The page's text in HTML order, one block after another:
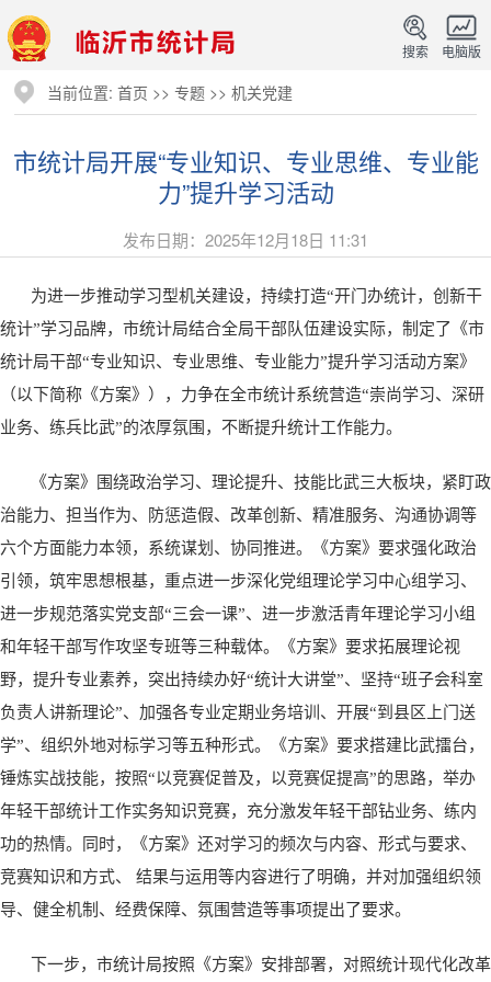
电脑版
搜索
当前位置:首页 >>专题 >>机关党建
市统计局开展“专业知识、专业思维、专业能
力”提升学习活动
发布日期：2025年12月18日 11:31
为进一步推动学习型机关建设，持续打造“开门办统计，创新干
统计”学习品牌，市统计局结合全局干部队伍建设实际，制定了《市
统计局干部“专业知识、专业思维、专业能力”提升学习活动方案》
（以下简称《方案》），力争在全市统计系统营造“崇尚学习、深研
业务、练兵比武”的浓厚氛围，不断提升统计工作能力。
《方案》围绕政治学习、理论提升、技能比武三大板块，紧盯政
治能力、担当作为、防惩造假、改革创新、精准服务、沟通协调等
六个方面能力本领，系统谋划、协同推进。《方案》要求强化政治
引领，筑牢思想根基，重点进一步深化党组理论学习中心组学习、
进一步规范落实党支部“三会一课”、进一步激活青年理论学习小组
和年轻干部写作攻坚专班等三种载体。《方案》要求拓展理论视
野，提升专业素养，突出持续办好“统计大讲堂”、坚持“班子会科室
负责人讲新理论”、加强各专业定期业务培训、开展“到县区上门送
学”、组织外地对标学习等五种形式。《方案》要求搭建比武擂台，
锤炼实战技能，按照“以竞赛促普及，以竞赛促提高”的思路，举办
年轻干部统计工作实务知识竞赛，充分激发年轻干部钻业务、练内
功的热情。同时，《方案》还对学习的频次与内容、形式与要求、
竞赛知识和方式、 结果与运用等内容进行了明确，并对加强组织领
导、健全机制、经费保障、氛围营造等事项提出了要求。
下一步，市统计局按照《方案》安排部署，对照统计现代化改革